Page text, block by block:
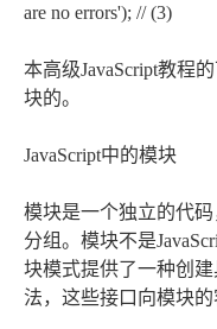
are no errors'); // (3)
本高级JavaScript教程
块的。
JavaScript中的模块
模块是一个独立的代
分组。模块不是
块模式提供了一种创
法，这些接口向模块的